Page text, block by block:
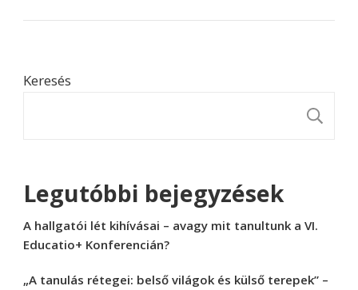
Keresés
Legutóbbi bejegyzések
A hallgatói lét kihívásai – avagy mit tanultunk a VI.
Educatio+ Konferencián?
„A tanulás rétegei: belső világok és külső terepek” –